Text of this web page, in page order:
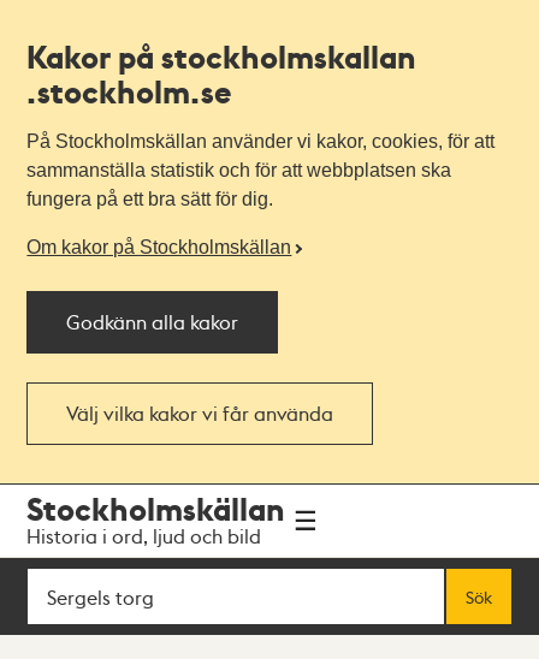
Kakor på stockholmskallan
.stockholm.se
På Stockholmskällan använder vi kakor, cookies, för att
sammanställa statistik och för att webbplatsen ska
fungera på ett bra sätt för dig.
Om kakor på Stockholmskällan
Godkänn alla kakor
Välj vilka kakor vi får använda
navigationen
huvudinnehållet
Stockholmskällan
Historia i ord, ljud och bild
Sök
Sök